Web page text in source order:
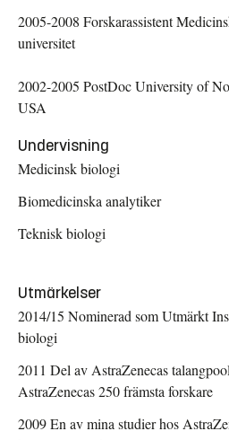
2005-2008 Forskarassistent
universitet
2002-2005 PostDoc University of
USA
Undervisning
Medicinsk biologi
Biomedicinska analytiker
Teknisk biologi
Utmärkelser
2014/15 Nominerad som Utmärkt
biologi
2011 Del av AstraZenecas
AstraZenecas 250 främsta forskare
2009 En av mina studier hos